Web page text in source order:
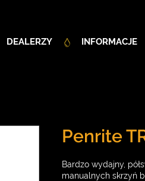
DEALERZY INFORMACJE
Penrite
Bardzo wydajny,
manualnych skrzyń